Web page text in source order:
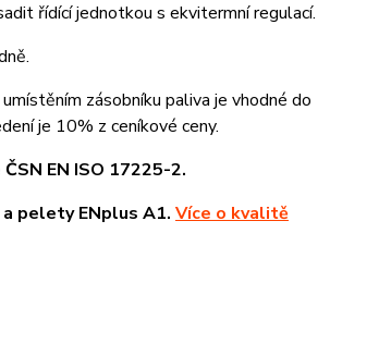
řídící jednotkou s ekvitermní regulací.
zásobníku paliva je vhodné do
je 10% z ceníkové ceny.
EN ISO 17225-2.
pelety ENplus A1. Více o kvalitě